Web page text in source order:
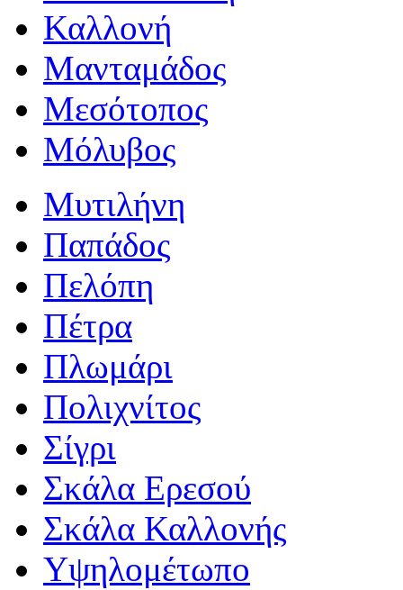
Καλλονή
Μανταμάδος
Μεσότοπος
Μόλυβος
Μυτιλήνη
Παπάδος
Πελόπη
Πέτρα
Πλωμάρι
Πολιχνίτος
Σίγρι
Σκάλα Ερεσού
Σκάλα Καλλονής
Υψηλομέτωπο